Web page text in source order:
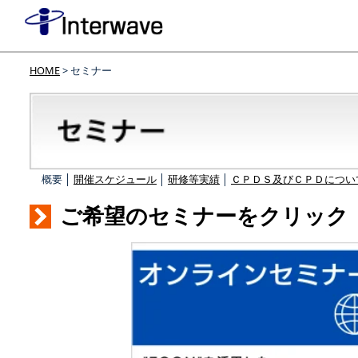
HOME> セミナー
概要 │ 開催スケジュール 研修等実績 ＣＰＤＳ及びＣＰＤにつ
ご希望のセミナーをクリック